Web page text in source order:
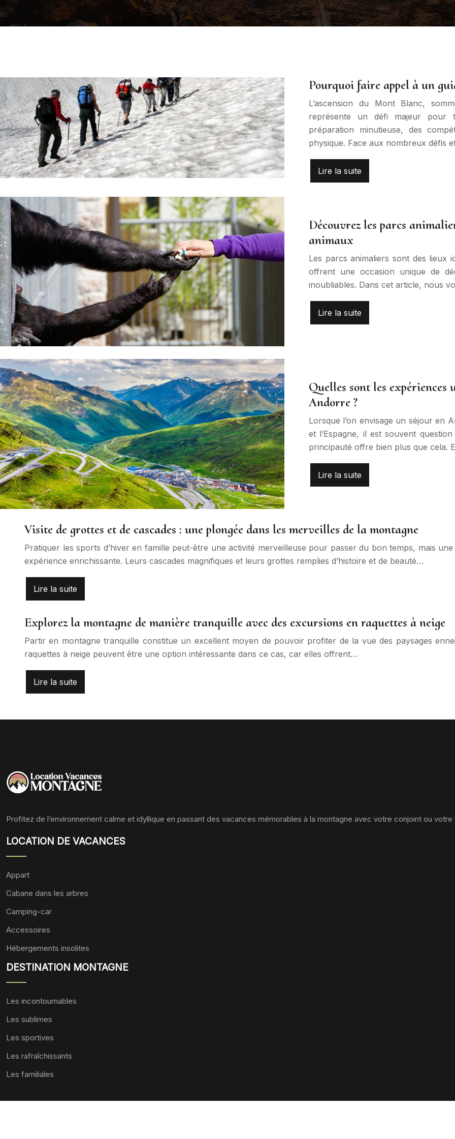
Pourquoi faire appel à un
L’ascension du Mont Blanc,
représente un défi majeur pour
préparation minutieuse, des
physique. Face aux nombreux défis
Lire la suite
Découvrez les parcs
animaux
Les parcs animaliers sont des lieux
offrent une occasion unique de
inoubliables. Dans cet article, nous
Lire la suite
Quelles sont les expériences
Andorre ?
Lorsque l’on envisage un séjour en
et l’Espagne, il est souvent
principauté offre bien plus que cela.
Lire la suite
Visite de grottes et de cascades : une plongée dans les merveilles de la montagne
Pratiquer les sports d’hiver en famille peut-être une activité merveilleuse pour passer du bon temps, mais
expérience enrichissante. Leurs cascades magnifiques et leurs grottes remplies d’histoire et de beauté…
Lire la suite
Explorez la montagne de manière tranquille avec des excursions en raquettes à neige
Partir en montagne tranquille constitue un excellent moyen de pouvoir profiter de la vue des paysages
raquettes à neige peuvent être une option intéressante dans ce cas, car elles offrent…
Lire la suite
Profitez de l’environnement calme et idyllique en passant des vacances mémorables à la montagne avec votre conjoint ou votre
LOCATION DE VACANCES
Appart
Cabane dans les arbres
Camping-car
Accessoires
Hébergements insolites
DESTINATION MONTAGNE
Les incontournables
Les sublimes
Les sportives
Les rafraîchissants
Les familiales